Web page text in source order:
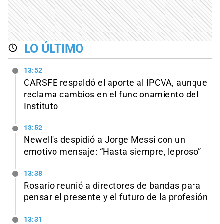
LO ÚLTIMO
13:52
CARSFE respaldó el aporte al IPCVA, aunque
reclama cambios en el funcionamiento del
Instituto
13:52
Newell's despidió a Jorge Messi con un
emotivo mensaje: “Hasta siempre, leproso”
13:38
Rosario reunió a directores de bandas para
pensar el presente y el futuro de la profesión
13:31